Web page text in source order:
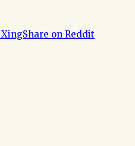
XingShare on Reddit